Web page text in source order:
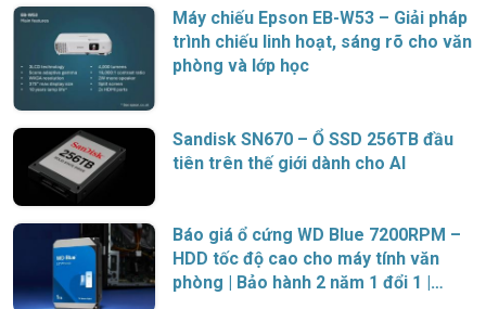
Máy chiếu Epson EB-W53 – Giải pháp
trình chiếu linh hoạt, sáng rõ cho văn
phòng và lớp học
Sandisk SN670 – Ổ SSD 256TB đầu
tiên trên thế giới dành cho AI
Báo giá ổ cứng WD Blue 7200RPM –
HDD tốc độ cao cho máy tính văn
phòng | Bảo hành 2 năm 1 đổi 1 |